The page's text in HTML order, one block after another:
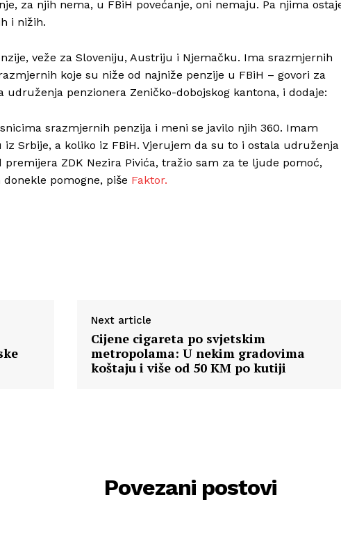
za njih nema, u FBiH povećanje, oni nemaju. Pa njima
i nižih.
veže za Sloveniju, Austriju i Njemačku. Ima srazmjernih
koje su niže od najniže penzije u FBiH – govori za
udruženja penzionera Zeničko-dobojskog kantona, i dodaje:
srazmjernih penzija i meni se javilo njih 360. Imam
Srbije, a koliko iz FBiH. Vjerujem da su to i ostala udruženja
ZDK Nezira Pivića, tražio sam za te ljude pomoć,
donekle pomogne, piše Faktor.
Next article
Cijene cigareta po svjetskim
metropolama: U nekim gradovima
koštaju i više od 50 KM po kutiji
Povezani postovi